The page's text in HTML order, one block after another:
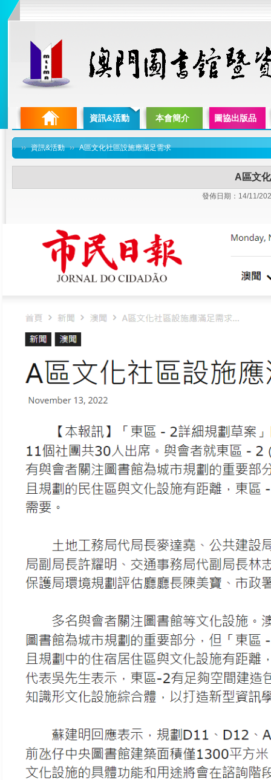
資訊&活動 本會簡介 圖協出版品
›› 資訊&活動 ›› A區文化社區設施應滿足需求
A區文
發佈日期：14/11/